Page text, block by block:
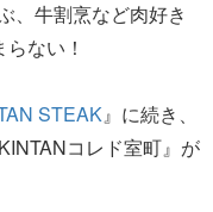
、牛割烹など肉好き
ない！
STEAK 』に続き、
コレド室町』が